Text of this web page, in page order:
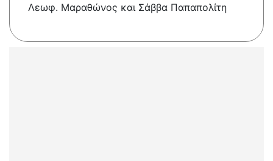
Λεωφ. Μαραθώνος και Σάββα Παπαπολίτη